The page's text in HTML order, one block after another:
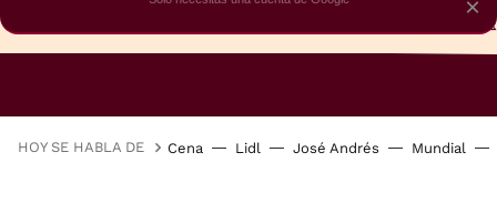
HOY SE HABLA DE Cena Lidl José Andrés Mundial
×